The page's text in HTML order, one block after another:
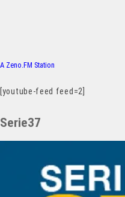
A Zeno.FM Station
[youtube-feed feed=2]
Serie37